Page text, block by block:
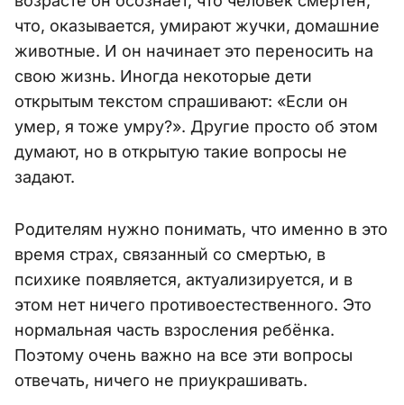
что, оказывается, умирают жучки, домашние
животные. И он начинает это переносить на
свою жизнь. Иногда некоторые дети
открытым текстом спрашивают: «Если он
умер, я тоже умру?». Другие просто об этом
думают, но в открытую такие вопросы не
задают.
Родителям нужно понимать, что именно в это
время страх, связанный со смертью, в
психике появляется, актуализируется, и в
этом нет ничего противоестественного. Это
нормальная часть взросления ребёнка.
Поэтому очень важно на все эти вопросы
отвечать, ничего не приукрашивать.